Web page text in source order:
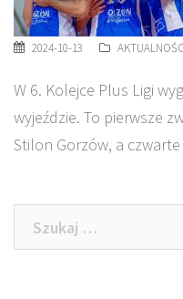
2024-10-13
W 6. Kolejce Plus Ligi
wyjeździe. To pierwsze
Stilon Gorzów, a
Szukaj: